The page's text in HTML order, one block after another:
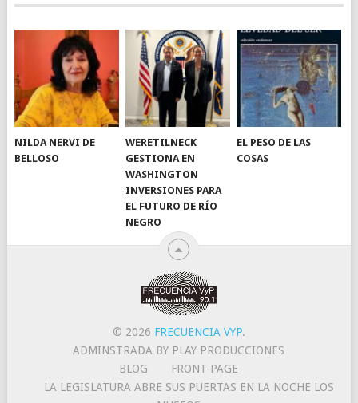
NILDA NERVI DE
BELLOSO
WERETILNECK
GESTIONA EN
WASHINGTON
INVERSIONES PARA
EL FUTURO DE RÍO
NEGRO
EL PESO DE LAS
COSAS
© 2026 FRECUENCIA VYP.
ADMINSTRADA BY PLAY PRODUCCIONES
BLOG
FRONT-PAGE
LA LEGISLATURA ABRE SUS PUERTAS EN LA NOCHE LOS